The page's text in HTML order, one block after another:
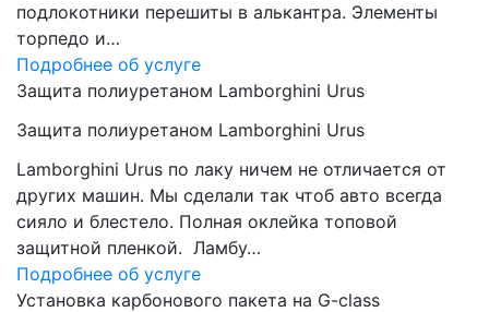
подлокотники перешиты в алькантра. Элементы
торпедо и…
Подробнее об услуге
Защита полиуретаном Lamborghini Urus
Защита полиуретаном Lamborghini Urus
Lamborghini Urus по лаку ничем не отличается от
других машин. Мы сделали так чтоб авто всегда
сияло и блестело. Полная оклейка топовой
защитной пленкой. Ламбу…
Подробнее об услуге
Установка карбонового пакета на G-class